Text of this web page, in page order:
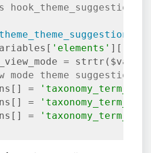
'elements' ][
=
theme suggestions.
=
'taxonomy_term__'
=
'taxonomy_term__'
=
'taxonomy_term__'